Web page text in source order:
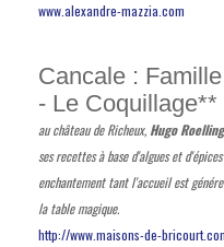
www.alexandre-mazzia.com
Cancale :
- Le Coquillage**
au château de Richeux, Hugo
ses recettes à base d'algues et
enchantement tant l'accueil est
la table magique.
http://www.maisons-de-